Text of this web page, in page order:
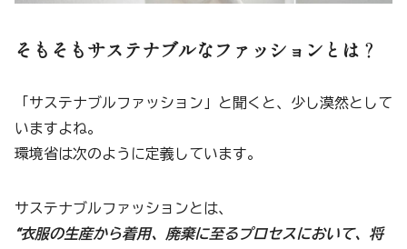
そもそもサステナブルなファッションとは ？
「サステナブルファッション」と聞くと、少し漠然として
いますよね。
環境省は次のように定義しています。
サステナブルファッションとは、
“衣服の生産から着用、廃棄に至るプロセスにおいて、将